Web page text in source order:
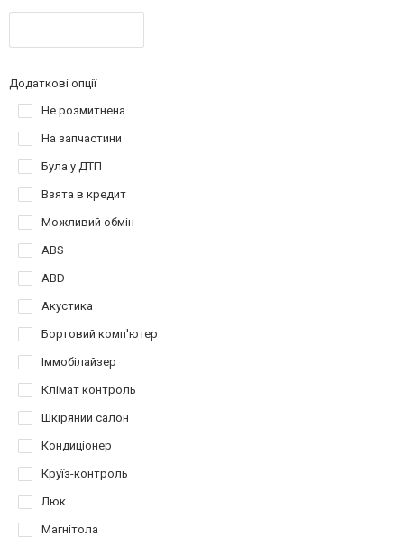
Додаткові опції
Не розмитнена
На запчастини
Була у ДТП
Взята в кредит
Можливий обмін
ABS
ABD
Акустика
Бортовий комп'ютер
Іммобілайзер
Клімат контроль
Шкіряний салон
Кондиціонер
Круїз-контроль
Люк
Магнітола